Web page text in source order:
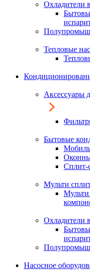
Охладители
Тепловые
Аксессуары
Бытовые
Сплит-
Мульти
Мульти
Охладители
Насосное